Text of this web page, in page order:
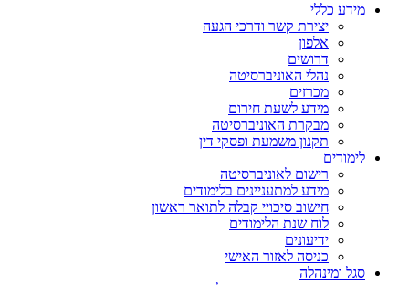
מידע כללי
יצירת קשר ודרכי הגעה
אלפון
דרושים
נהלי האוניברסיטה
מכרזים
מידע לשעת חירום
מבקרת האוניברסיטה
תקנון משמעת ופסקי דין
לימודים
רישום לאוניברסיטה
מידע למתעניינים בלימודים
חישוב סיכויי קבלה לתואר ראשון
לוח שנת הלימודים
ידיעונים
כניסה לאזור האישי
סגל ומינהלה